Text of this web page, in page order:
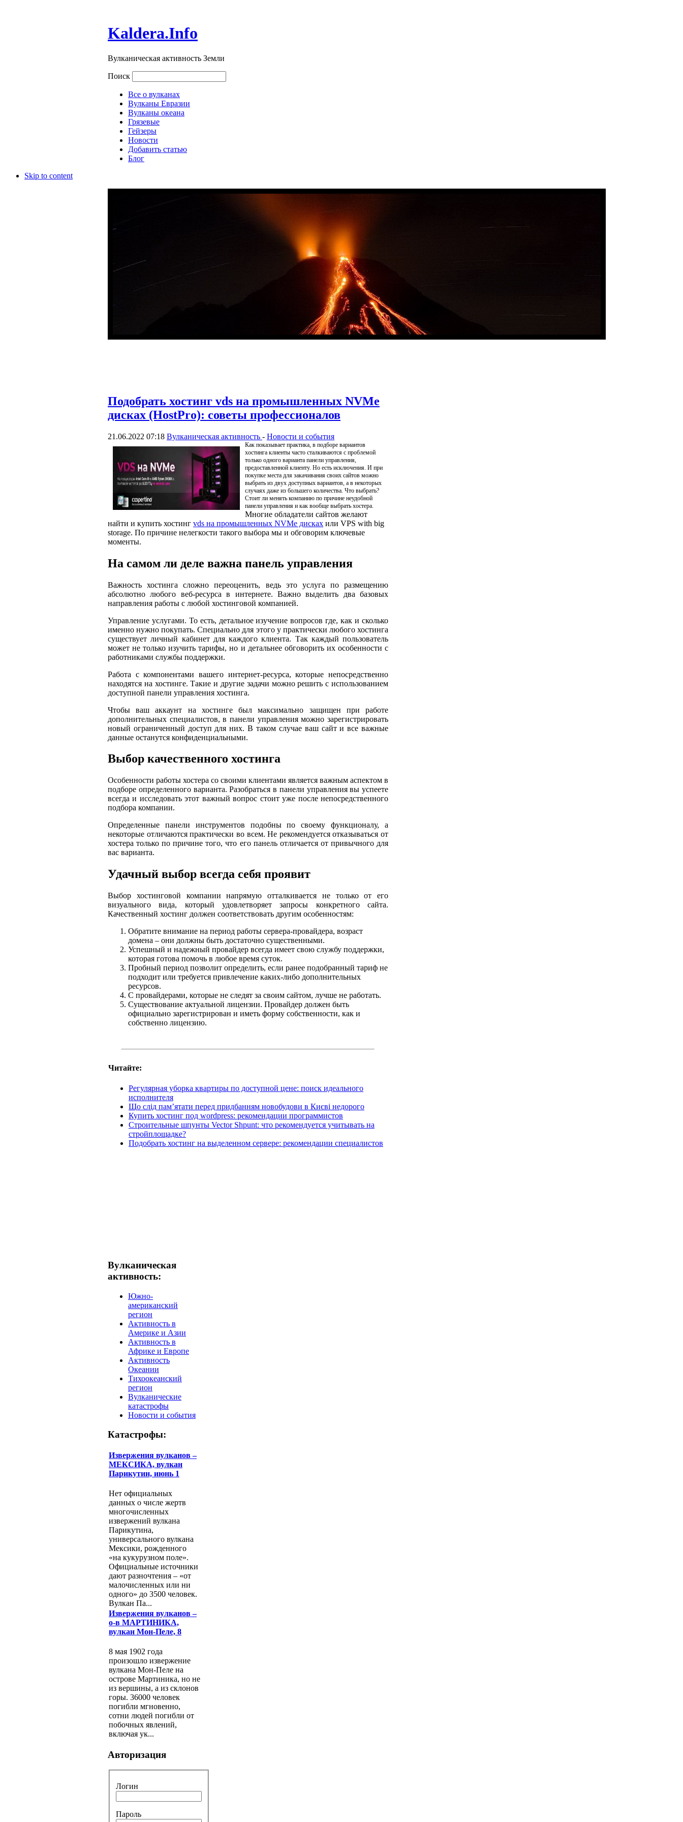
Kaldera.Info
Вулканическая активность Земли
Поиск
Все о вулканах
Вулканы Евразии
Вулканы океана
Грязевые
Гейзеры
Новости
Добавить статью
Блог
Skip to content
Подобрать хостинг vds на промышленных NVMe
дисках (HostPro): советы профессионалов
21.06.2022 07:18 Вулканическая активность - Новости и события
Как показывает практика, в подборе вариантов
хостинга клиенты часто сталкиваются с проблемой
только одного варианта панели управления,
предоставленной клиенту. Но есть исключения. И при
покупке места для закачивания своих сайтов можно
выбрать из двух доступных вариантов, а в некоторых
случаях даже из большего количества. Что выбрать?
Стоит ли менять компанию по причине неудобной
панели управления и как вообще выбрать хостера.
Многие обладатели сайтов желают
найти и купить хостинг vds на промышленных NVMe дисках или VPS with big
storage. По причине нелегкости такого выбора мы и обговорим ключевые
моменты.
На самом ли деле важна панель управления
Важность хостинга сложно переоценить, ведь это услуга по размещению
абсолютно любого веб-ресурса в интернете. Важно выделить два базовых
направления работы с любой хостинговой компанией.
Управление услугами. То есть, детальное изучение вопросов где, как и сколько
именно нужно покупать. Специально для этого у практически любого хостинга
существует личный кабинет для каждого клиента. Так каждый пользователь
может не только изучить тарифы, но и детальнее обговорить их особенности с
работниками службы поддержки.
Работа с компонентами вашего интернет-ресурса, которые непосредственно
находятся на хостинге. Такие и другие задачи можно решить с использованием
доступной панели управления хостинга.
Чтобы ваш аккаунт на хостинге был максимально защищен при работе
дополнительных специалистов, в панели управления можно зарегистрировать
новый ограниченный доступ для них. В таком случае ваш сайт и все важные
данные останутся конфиденциальными.
Выбор качественного хостинга
Особенности работы хостера со своими клиентами является важным аспектом в
подборе определенного варианта. Разобраться в панели управления вы успеете
всегда и исследовать этот важный вопрос стоит уже после непосредственного
подбора компании.
Определенные панели инструментов подобны по своему функционалу, а
некоторые отличаются практически во всем. Не рекомендуется отказываться от
хостера только по причине того, что его панель отличается от привычного для
вас варианта.
Удачный выбор всегда себя проявит
Выбор хостинговой компании напрямую отталкивается не только от его
визуального вида, который удовлетворяет запросы конкретного сайта.
Качественный хостинг должен соответствовать другим особенностям:
Обратите внимание на период работы сервера-провайдера, возраст
домена – они должны быть достаточно существенными.
Успешный и надежный провайдер всегда имеет свою службу поддержки,
которая готова помочь в любое время суток.
Пробный период позволит определить, если ранее подобранный тариф не
подходит или требуется привлечение каких-либо дополнительных
ресурсов.
С провайдерами, которые не следят за своим сайтом, лучше не работать.
Существование актуальной лицензии. Провайдер должен быть
официально зарегистрирован и иметь форму собственности, как и
собственно лицензию.
Читайте:
Регулярная уборка квартиры по доступной цене: поиск идеального
исполнителя
Що слід пам’ятати перед придбанням новобудови в Києві недорого
Купить хостинг под wordpress: рекомендации программистов
Строительные шпунты Vector Shpunt: что рекомендуется учитывать на
стройплощадке?
Подобрать хостинг на выделенном сервере: рекомендации специалистов
Вулканическая
активность:
Южно-
американский
регион
Активность в
Америке и Азии
Активность в
Африке и Европе
Активность
Океании
Тихоокеанский
регион
Вулканические
катастрофы
Новости и события
Катастрофы:
Извержения вулканов –
МЕКСИКА, вулкан
Парикутин, июнь 1
Нет официальных
данных о числе жертв
многочисленных
извержений вулкана
Парикутина,
универсального вулкана
Мексики, рожденного
«на кукурузном поле».
Официальные источники
дают разночтения – «от
малочисленных или ни
одного» до 3500 человек.
Вулкан Па...
Извержения вулканов –
о-в МАРТИНИКА,
вулкан Мон-Пеле, 8
8 мая 1902 года
произошло извержение
вулкана Мон-Пеле на
острове Мартиника, но не
из вершины, а из склонов
горы. 36000 человек
погибли мгновенно,
сотни людей погибли от
побочных явлений,
включая ук...
Авторизация
Логин
Пароль